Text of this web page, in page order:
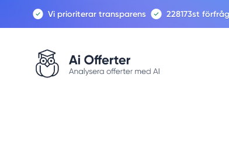
Vi prioriterar transparens 228173st